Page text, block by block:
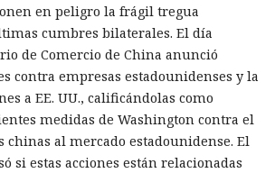
en peligro la frágil tregua
cumbres bilaterales. El día
de Comercio de China anunció
contra empresas estadounidenses y la
a EE. UU., calificándolas como
medidas de Washington contra el
chinas al mercado estadounidense. El
si estas acciones están relacionadas
hasta 32 años de prisión por filtrar